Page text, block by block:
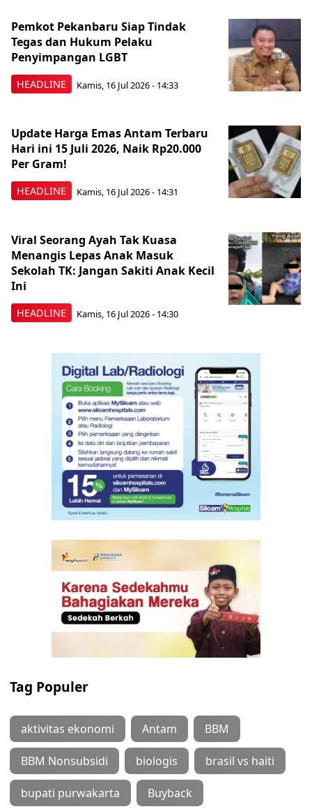
HEADLINE
Pemkot Pekanbaru Siap Tindak
Tegas dan Hukum Pelaku
Penyimpangan LGBT
Kamis, 16 Jul 2026 - 14:33
HEADLINE
Update Harga Emas Antam Terbaru
Hari ini 15 Juli 2026, Naik Rp20.000
Per Gram!
Kamis, 16 Jul 2026 - 14:31
HEADLINE
Viral Seorang Ayah Tak Kuasa
Menangis Lepas Anak Masuk
Sekolah TK: Jangan Sakiti Anak Kecil
Ini
Kamis, 16 Jul 2026 - 14:30
Tag Populer
aktivitas ekonomi Antam BBM
BBM Nonsubsidi biologis brasil vs haiti
bupati purwakarta Buyback